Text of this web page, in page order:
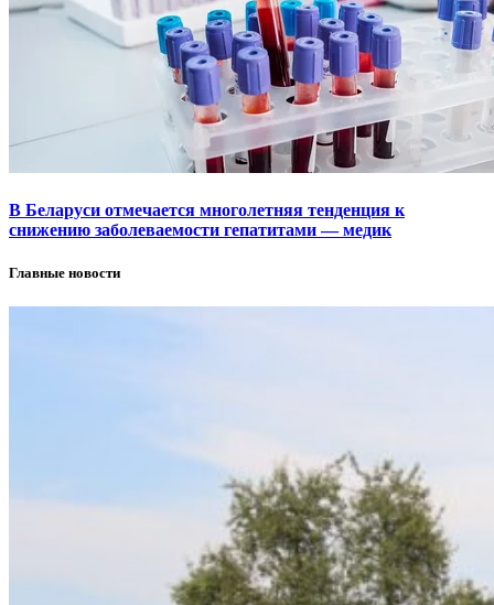
В Беларуси отмечается многолетняя тенденция к
снижению заболеваемости гепатитами — медик
Главные новости